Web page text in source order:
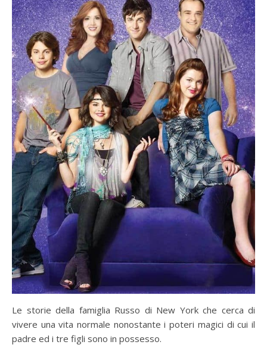
Le storie della famiglia Russo di New York che cerca di
vivere una vita normale nonostante i poteri magici di cui il
padre ed i tre figli sono in possesso.